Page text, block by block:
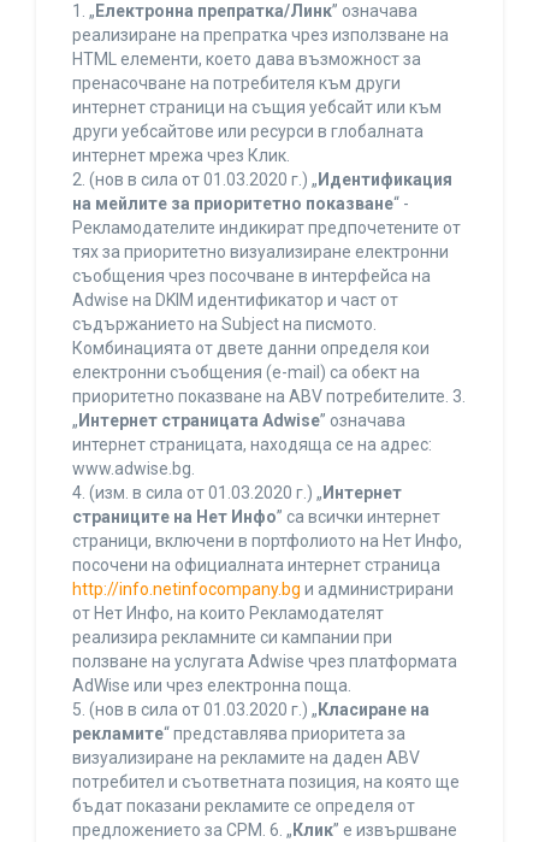
1. „ Електронна препратка/Линк” означава
реализиране на препратка чрез използване на
HTML елементи, което дава възможност за
пренасочване на потребителя към други
интернет страници на същия уебсайт или към
други уебсайтове или ресурси в глобалната
интернет мрежа чрез Клик.
2. (нов в сила от 01.03.2020 г.) „ Идентификация
на мейлите за приоритетно показване“ -
Рекламодателите индикират предпочетените от
тях за приоритетно визуализиране електронни
съобщения чрез посочване в интерфейса на
Adwise на DKIM идентификатор и част от
съдържанието на Subject на писмото.
Комбинацията от двете данни определя кои
електронни съобщения (e-mail) са обект на
приоритетно показване на ABV потребителите. 3.
„ Интернет страницата Adwise” означава
интернет страницата, находяща се на адрес:
www.adwise.bg.
4. (изм. в сила от 01.03.2020 г.) „ Интернет
страниците на Нет Инфо” са всички интернет
страници, включени в портфолиото на Нет Инфо,
посочени на официалната интернет страница
http://info.netinfocompany.bg и администрирани
от Нет Инфо, на които Рекламодателят
реализира рекламните си кампании при
ползване на услугата Adwise чрез платформата
AdWise или чрез електронна поща.
5. (нов в сила от 01.03.2020 г.) „ Класиране на
рекламите“ представлява приоритета за
визуализиране на рекламите на даден ABV
потребител и съответната позиция, на която ще
бъдат показани рекламите се определя от
предложението за CPM. 6. „ Клик” е извършване